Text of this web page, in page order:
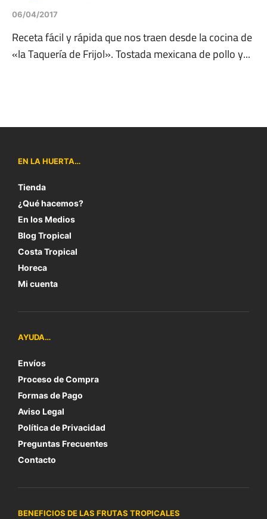
06/04/2017
Receta fácil y rápida que nos traen desde la cocina de
«la Taquería de Frijol». Tostada mexicana de pollo y...
EN LA HUERTA…
Tienda
¿Qué hacemos?
En los Medios
Blog Tropical
Costa Tropical
Horeca
Mi cuenta
AYUDA…
Envíos
Proceso de Compra
Formas de Pago
Aviso Legal
Política de Privacidad
Preguntas Frecuentes
Contacto
BENEFICIOS DE LAS FRUTAS TROPICALES